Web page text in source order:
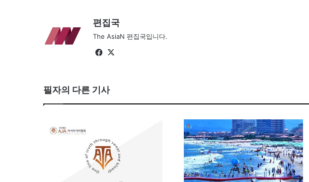
편집국
The AsiaN 편집국입니다.
Fa
ok
필자의 다른 기사